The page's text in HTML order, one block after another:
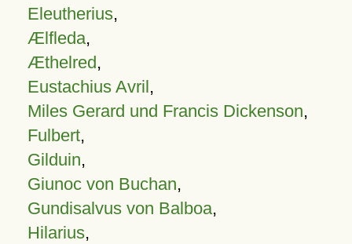
Eleutherius,
Ælfleda,
Æthelred,
Eustachius Avril,
Miles Gerard und Francis Dickenson,
Fulbert,
Gilduin,
Giunoc von Buchan,
Gundisalvus von Balboa,
Hilarius,